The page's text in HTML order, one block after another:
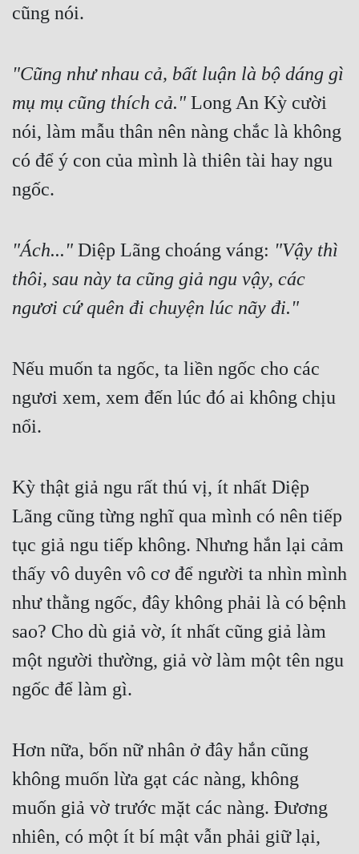
Đẹp
Tính Cách Nhân Vật :
Cơ Trí
cũng nói.
"Cũng như nhau cả, bất luận là bộ dáng gì
mụ mụ cũng thích cả." Long An Kỳ cười
nói, làm mẫu thân nên nàng chắc là không
có để ý con của mình là thiên tài hay ngu
ngốc.
"Ách..." Diệp Lãng choáng váng: "Vậy thì
thôi, sau này ta cũng giả ngu vậy, các
ngươi cứ quên đi chuyện lúc nãy đi."
Nếu muốn ta ngốc, ta liền ngốc cho các
ngươi xem, xem đến lúc đó ai không chịu
nổi.
Kỳ thật giả ngu rất thú vị, ít nhất Diệp
Lãng cũng từng nghĩ qua mình có nên tiếp
tục giả ngu tiếp không. Nhưng hắn lại cảm
thấy vô duyên vô cơ để người ta nhìn mình
như thằng ngốc, đây không phải là có bệnh
sao? Cho dù giả vờ, ít nhất cũng giả làm
một người thường, giả vờ làm một tên ngu
ngốc để làm gì.
Hơn nữa, bốn nữ nhân ở đây hắn cũng
không muốn lừa gạt các nàng, không
muốn giả vờ trước mặt các nàng. Đương
nhiên, có một ít bí mật vẫn phải giữ lại,